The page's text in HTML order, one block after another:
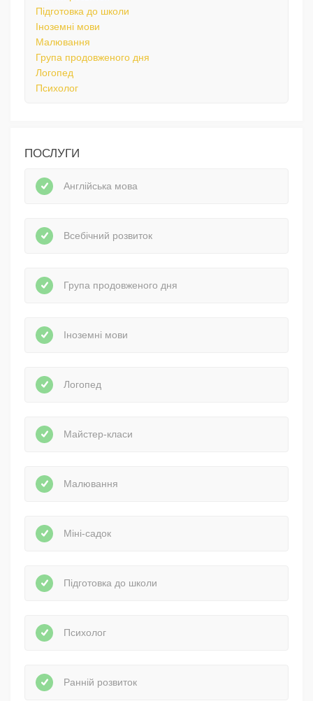
Підготовка до школи
Іноземні мови
Малювання
Група продовженого дня
Логопед
Психолог
ПОСЛУГИ
Англійська мова
Всебічний розвиток
Група продовженого дня
Іноземні мови
Логопед
Майстер-класи
Малювання
Міні-садок
Підготовка до школи
Психолог
Ранній розвиток